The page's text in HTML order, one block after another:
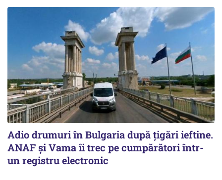
Adio drumuri în Bulgaria după țigări ieftine.
ANAF și Vama îi trec pe cumpărători într-
un registru electronic